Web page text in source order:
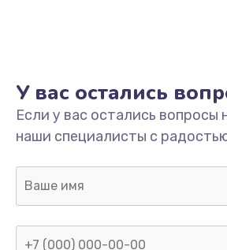
У вас остались
Если у вас остались вопросы
наши специалисты с